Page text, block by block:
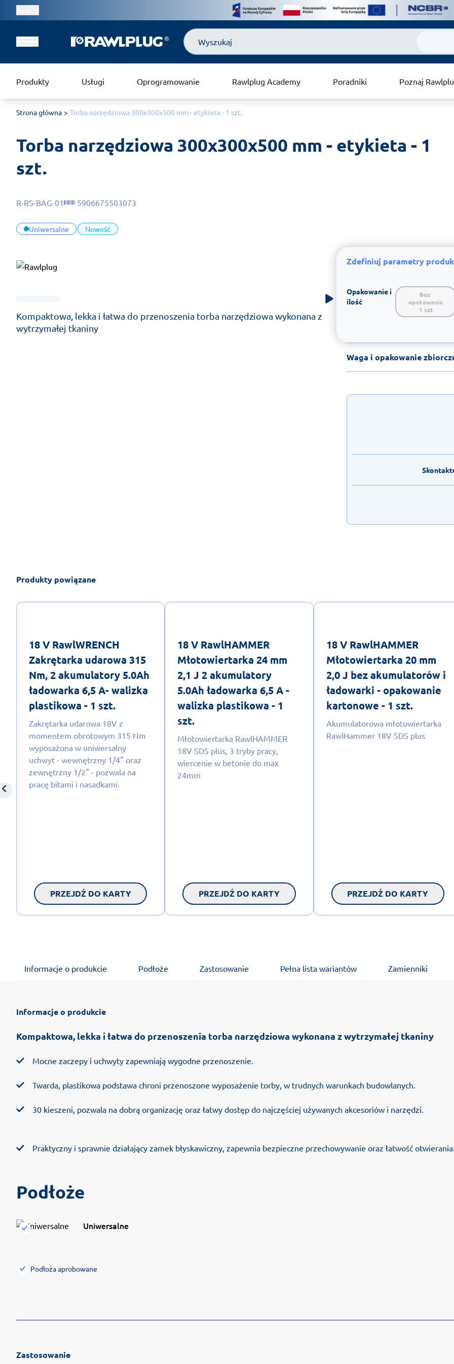
Szukaj
Produkty Usługi Oprogramowanie Rawlplug Academy Poradniki Poznaj
Strona główna Torba narzędziowa 300x300x500 mm - etykieta - 1 szt.
Torba narzędziowa 300x300x500 mm - etykieta - 1
szt.
Uniwersalne Nowość
R-RS-BAG-01 5906675503073
Kompaktowa, lekka i łatwa do przenoszenia torba narzędziowa wykonana z
wytrzymałej tkaniny
Zdefiniuj parametry
Opakowanie i
ilość
Bez
opakowania
1 szt
Waga i opakowanie
Produkty powiązane
18 V RawlWRENCH
Zakrętarka udarowa 315
Nm, 2 akumulatory 5.0Ah
ładowarka 6,5 A- walizka
plastikowa - 1 szt.
Zakrętarka udarowa 18V z
momentem obrotowym 315 Nm
wyposażona w uniwersalny
uchwyt - wewnętrzny 1/4" oraz
zewnętrzny 1/2" - pozwala na
pracę bitami i nasadkami.
PRZEJDŹ DO KARTY
18 V RawlHAMMER
Młotowiertarka 24 mm
2,1 J 2 akumulatory
5.0Ah ładowarka 6,5 A -
walizka plastikowa - 1
szt.
Młotowiertarka RawlHAMMER
18V SDS plus, 3 tryby pracy,
wiercenie w betonie do max
24mm
PRZEJDŹ DO KARTY
18 V RawlHAMMER
Młotowiertarka 20 mm
2,0 J bez akumulatorów i
ładowarki - opakowanie
kartonowe - 1 szt.
Akumulatorowa młotowiertarka
RawlHammer 18V SDS plus
PRZEJDŹ DO KARTY
Informacje o produkcie Podłoże Zastosowanie Pełna lista wariantów Zamienniki
Informacje o produkcie
Kompaktowa, lekka i łatwa do przenoszenia torba narzędziowa wykonana z wytrzymałej tkaniny
Mocne zaczepy i uchwyty zapewniają wygodne przenoszenie.
Twarda, plastikowa podstawa chroni przenoszone wyposażenie torby, w trudnych warunkach budowlanych.
30 kieszeni, pozwala na dobrą organizację oraz łatwy dostęp do najczęściej używanych akcesoriów i narzędzi.
Praktyczny i sprawnie działający zamek błyskawiczny, zapewnia bezpieczne przechowywanie oraz łatwość
Podłoże
Uniwersalne
Podłoża aprobowane
Zastosowanie